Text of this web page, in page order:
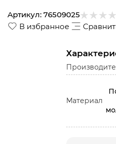
В избранное
Артикул: 76509025
Материал